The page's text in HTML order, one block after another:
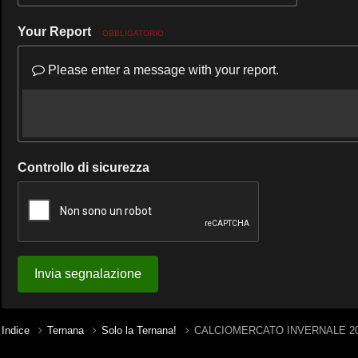
Your Report OBBLIGATORIO
Please enter a message with your report.
Controllo di sicurezza
Invia segnalazione
Indice Ternana Solo la Ternana! CALCIOMERCATO INVERNALE